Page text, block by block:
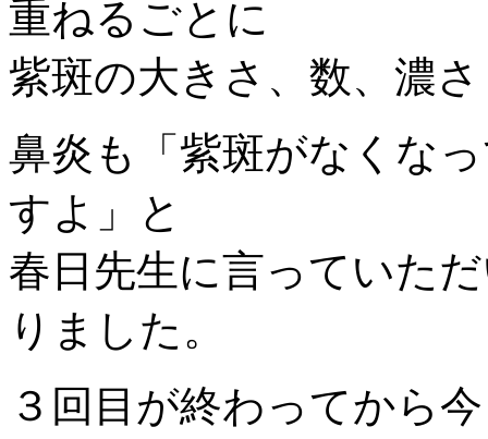
重ねるごとに
紫斑の大きさ、数、濃
鼻炎も「紫斑がなくな
すよ」と
春日先生に言っていた
りました。
３回目が終わってから